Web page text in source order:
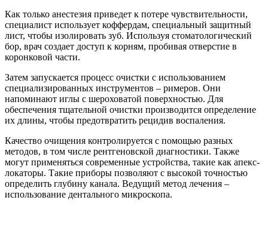
Как только анестезия приведет к потере чувствительности,
специалист использует коффердам, специальный защитный
лист, чтобы изолировать зуб. Используя стоматологический
бор, врач создает доступ к корням, пробивая отверстие в
коронковой части.
Затем запускается процесс очистки с использованием
специализированных инструментов – римеров. Они
напоминают иглы с шероховатой поверхностью. Для
обеспечения тщательной очистки производится определение
их длины, чтобы предотвратить рецидив воспаления.
Качество очищения контролируется с помощью разных
методов, в том числе рентгеновской диагностики. Также
могут применяться современные устройства, такие как апекс-
локаторы. Такие приборы позволяют с высокой точностью
определить глубину канала. Ведущий метод лечения –
использование дентального микроскопа.